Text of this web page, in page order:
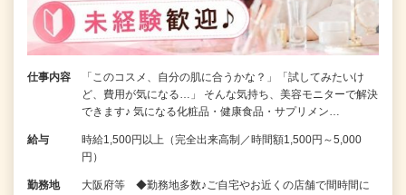
仕事内容
「このコスメ、自分の肌に合うかな？」「試してみたいけ
ど、費用が気になる…」 そんな気持ち、美容モニターで解決
できます♪ 気になる化粧品・健康食品・サプリメン…
給与
時給1,500円以上（完全出来高制／時間額1,500円～5,000
円）
勤務地
大阪府等 ◆勤務地多数♪ご自宅やお近くの店舗で間時間に